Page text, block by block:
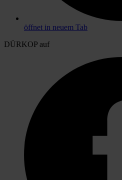
öffnet in neuem Tab
DÜRKOP auf